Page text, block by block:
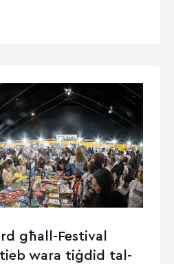
għall-Festival
wara tiġdid tal-